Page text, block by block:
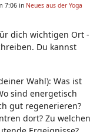
7:06 in Neues aus der Yoga
dich wichtigen Ort -
Du kannst
Wahl): Was ist
sind energetisch
gut regenerieren?
dort? Zu welchen